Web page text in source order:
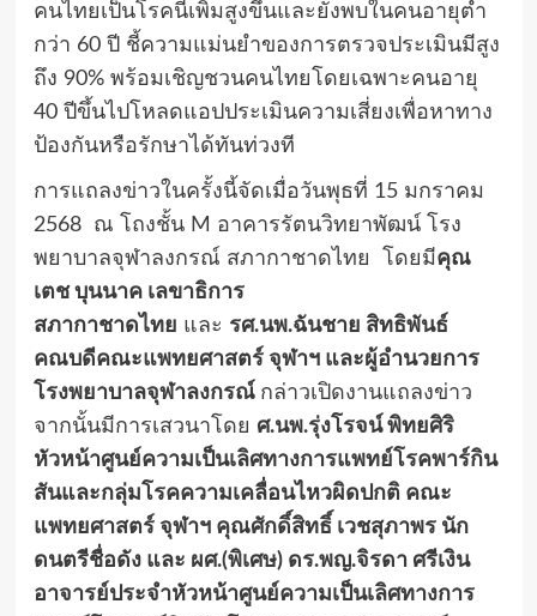
คนไทยเป็นโรคนี้เพิ่มสูงขึ้นและยังพบในคนอายุต่ำ
กว่า 60 ปี ชี้ความแม่นยำของการตรวจประเมินมีสูง
ถึง 90% พร้อมเชิญชวนคนไทยโดยเฉพาะคนอายุ
40 ปีขึ้นไปโหลดแอปประเมินความเสี่ยงเพื่อหาทาง
ป้องกันหรือรักษาได้ทันท่วงที
การแถลงข่าวในครั้งนี้จัดเมื่อวันพุธที่ 15 มกราคม
2568 ณ โถงชั้น M อาคารรัตนวิทยาพัฒน์ โรง
พยาบาลจุฬาลงกรณ์ สภากาชาดไทย โดยมีคุณ
เตช บุนนาค เลขาธิการ
สภากาชาดไทย และ รศ.นพ.ฉันชาย สิทธิพันธ์
คณบดีคณะแพทยศาสตร์ จุฬาฯ และผู้อำนวยการ
โรงพยาบาลจุฬาลงกรณ์ กล่าวเปิดงานแถลงข่าว
จากนั้นมีการเสวนาโดย ศ.นพ.รุ่งโรจน์ พิทยศิริ
หัวหน้าศูนย์ความเป็นเลิศทางการแพทย์โรคพาร์กิน
สันและกลุ่มโรคความเคลื่อนไหวผิดปกติ คณะ
แพทยศาสตร์ จุฬาฯ คุณศักดิ์สิทธิ์ เวชสุภาพร นัก
ดนตรีชื่อดัง และ ผศ.(พิเศษ) ดร.พญ.จิรดา ศรีเงิน
อาจารย์ประจำหัวหน้าศูนย์ความเป็นเลิศทางการ